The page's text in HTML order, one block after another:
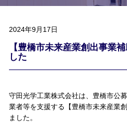
2024年9月17日
【豊橋市未来産業創出事業
した
守田光学工業株式会社は、豊橋市公
業者等を支援する 【豊橋市未来産業
ました。